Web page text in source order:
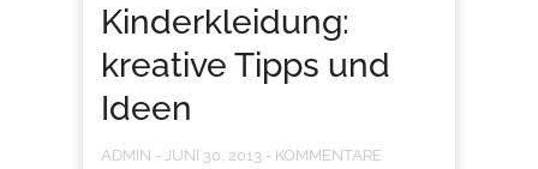
Kinderkleidung:
kreative Tipps und
Ideen
ADMIN - JUNI 30, 2013 - KOMMENTARE